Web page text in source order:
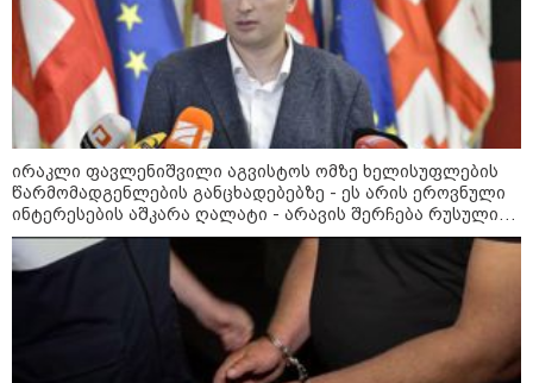
"გიორგი ბარამიძემ რაღაც
არასწორად ჩამოაყალიბა,
მაგრამ ნამდვილად არ
ეკუთვნის წიხლი ივანიშვილის
ღალატზე დაფუძნებული
დიქტატურის მსახურებისგან" -
მიხეილ სააკაშვილი
16:22 / 08-08-2026
"აი, ეს არის სამშობლოს
ღალატი" - როგორ ეხმაურება
ნიკა გვარამია აგვისტოს ომთან
დაკავშირებით ირაკლი
კობახიძის განცხადებას?
კატეგორიის ყველა სიახლე
ირაკლი ფავლენიშვილი აგვისტოს ომზე ხელისუფლების
წარმომადგენლების განცხადებებზე - ეს არის ეროვნული
ინტერესების აშკარა ღალატი - არავის შერჩება რუსული
სქემის ნაწილად ყოფნა